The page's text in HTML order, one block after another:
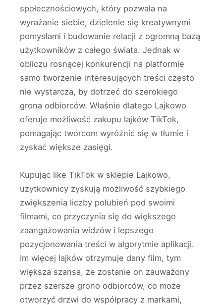
społecznościowych, który pozwala na
wyrażanie siebie, dzielenie się kreatywnymi
pomysłami i budowanie relacji z ogromną bazą
użytkowników z całego świata. Jednak w
obliczu rosnącej konkurencji na platformie
samo tworzenie interesujących treści często
nie wystarcza, by dotrzeć do szerokiego
grona odbiorców. Właśnie dlatego Lajkowo
oferuje możliwość zakupu lajków TikTok,
pomagając twórcom wyróżnić się w tłumie i
zyskać większe zasięgi.
Kupując like TikTok w sklepie Lajkowo,
użytkownicy zyskują możliwość szybkiego
zwiększenia liczby polubień pod swoimi
filmami, co przyczynia się do większego
zaangażowania widzów i lepszego
pozycjonowania treści w algorytmie aplikacji.
Im więcej lajków otrzymuje dany film, tym
większa szansa, że zostanie on zauważony
przez szersze grono odbiorców, co może
otworzyć drzwi do współpracy z markami,